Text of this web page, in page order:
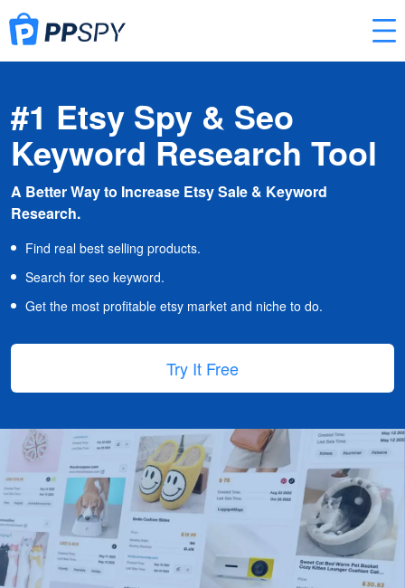
#1 Etsy Spy & Seo
Keyword Research Tool
A Better Way to Increase Etsy Sale & Keyword
Research.
Find real best selling products.
Search for seo keyword.
Get the most profitable etsy market and niche to do.
Try It Free